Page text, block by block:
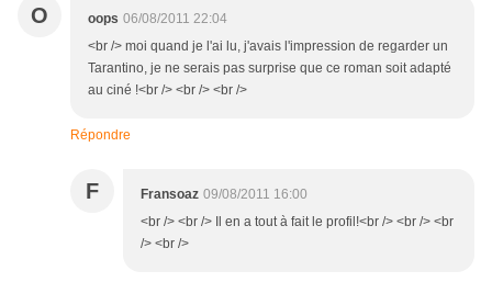
O oops 06/08/2011 22:04
<br /> moi quand je l'ai lu, j'avais l'impression de regarder un
Tarantino, je ne serais pas surprise que ce roman soit adapté
au ciné !<br /> <br /> <br />
Répondre
F Fransoaz 09/08/2011 16:00
<br /> <br /> Il en a tout à fait le profil!<br /> <br /> <br
/> <br />